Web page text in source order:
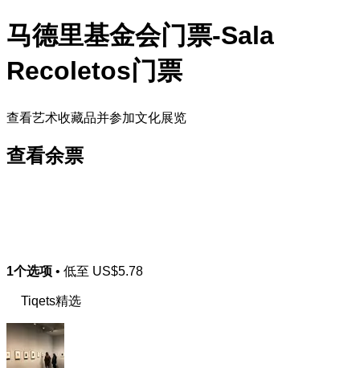
马德里基金会门票-Sala
Recoletos门票
查看艺术收藏品并参加文化展览
查看余票
1个选项 • 低至 US$5.78
Tiqets精选